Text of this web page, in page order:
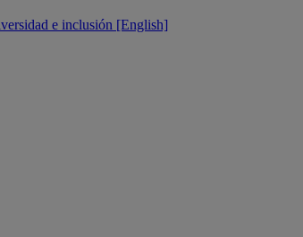
e inclusión [English]